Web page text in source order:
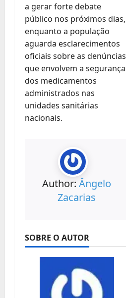
a gerar forte debate
público nos próximos dias,
enquanto a população
aguarda esclarecimentos
oficiais sobre as denúncias
que envolvem a segurança
dos medicamentos
administrados nas
unidades sanitárias
nacionais.
Author: Ângelo
Zacarias
SOBRE O AUTOR